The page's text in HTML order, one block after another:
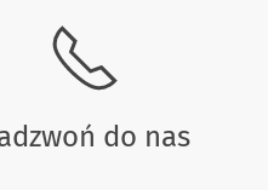
do nas